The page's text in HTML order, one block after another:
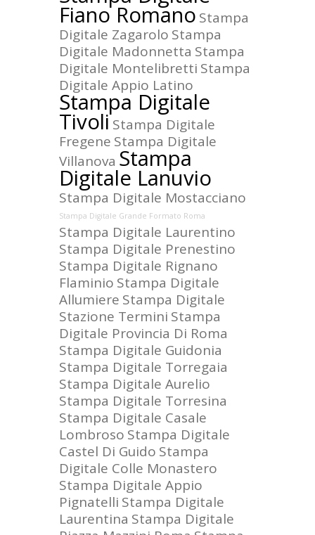
Fiano Romano Stampa
Digitale Zagarolo Stampa
Digitale Madonnetta Stampa
Digitale Montelibretti Stampa
Digitale Appio Latino
Stampa Digitale
Tivoli Stampa Digitale
Fregene Stampa Digitale
Villanova Stampa
Digitale Lanuvio
Stampa Digitale Mostacciano
Stampa Digitale Grande Formato Roma
Stampa Digitale Laurentino
Stampa Digitale Prenestino
Stampa Digitale Rignano
Flaminio Stampa Digitale
Allumiere Stampa Digitale
Stazione Termini Stampa
Digitale Provincia Di Roma
Stampa Digitale Guidonia
Stampa Digitale Torregaia
Stampa Digitale Aurelio
Stampa Digitale Torresina
Stampa Digitale Casale
Lombroso Stampa Digitale
Castel Di Guido Stampa
Digitale Colle Monastero
Stampa Digitale Appio
Pignatelli Stampa Digitale
Laurentina Stampa Digitale